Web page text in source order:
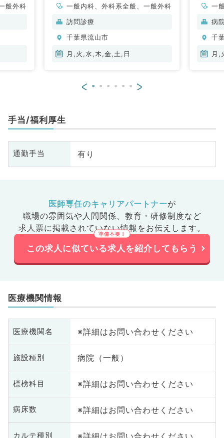
般外科
一般内科、外科系全般、一般外科
訪問診療
千葉県流山市
月,火,水,木,金,土,日
一
科
病
千
月,
< >
手当/福利厚生
通勤手当 有り
医師専任のキャリアパートナーが
職場の雰囲気や人間関係、 教育・研修制度など
求人票に掲載されていない情報をお伝えします。
この求人に似ている求人を紹介してもらう
医療機関情報
医療機関名 ※詳細はお問い合わせください
施設種別 病院（一般）
標榜科目 ※詳細はお問い合わせください
病床数 ※詳細はお問い合わせください
カルテ種別 ※詳細はお問い合わせください